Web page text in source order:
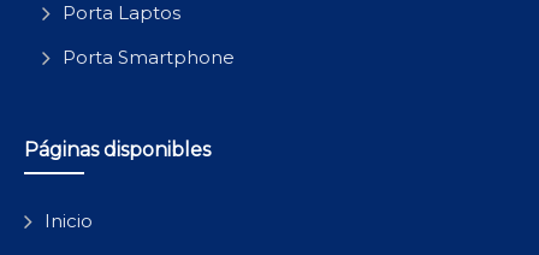
Porta Laptos
Porta Smartphone
Páginas disponibles
Inicio